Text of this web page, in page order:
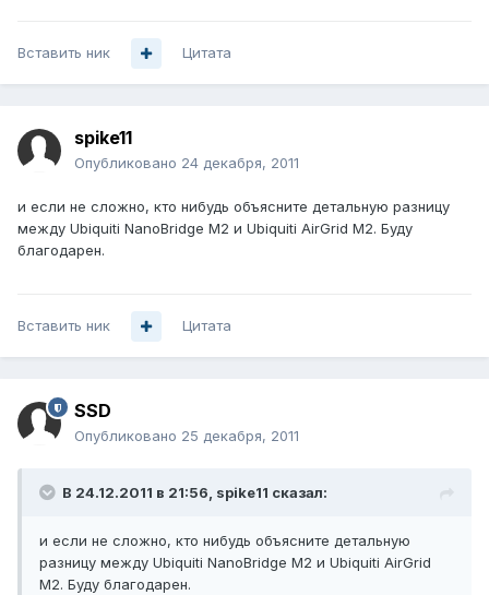
Вставить ник Цитата
spike11
Опубликовано 24 декабря, 2011
и если не сложно, кто нибудь объясните детальную разницу
между Ubiquiti NanoBridge M2 и Ubiquiti AirGrid M2. Буду
благодарен.
Вставить ник Цитата
SSD
Опубликовано 25 декабря, 2011
В 24.12.2011 в 21:56, spike11 сказал:
и если не сложно, кто нибудь объясните детальную
разницу между Ubiquiti NanoBridge M2 и Ubiquiti AirGrid
M2. Буду благодарен.